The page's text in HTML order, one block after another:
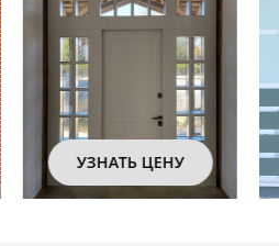
УЗНАТЬ ЦЕНУ